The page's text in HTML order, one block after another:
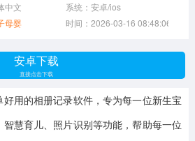
音乐游戏 传奇游戏
模拟游戏
文字游戏 角色扮演
中文
系统：安卓/ios
母婴 时间：2026-03-16 08:48:06
安卓下载
直接点击下载
用的相册记录软件，专为每一位新生宝
慧育儿、照片识别等功能，帮助每一位